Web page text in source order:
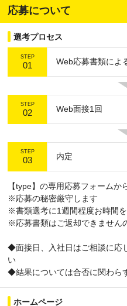
応募について
選考プロセス
STEP
01 Web応募書類によ
STEP
02 Web面接1回
STEP
03 内定
【type】の専用応募フォームか
※応募の秘密厳守します
※書類選考に1週間程度お時間
※応募書類はご返却できません
◆面接日、入社日はご相談に応
い
◆結果については合否に関わら
ホームページ